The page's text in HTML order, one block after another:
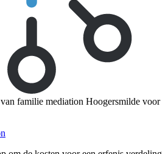
familie mediation Hoogersmilde voor